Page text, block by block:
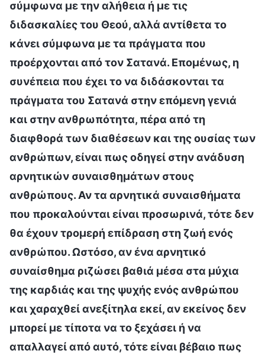
σύμφωνα με την αλήθεια ή με τις
διδασκαλίες του Θεού, αλλά αντίθετα το
κάνει σύμφωνα με τα πράγματα που
προέρχονται από τον Σατανά. Επομένως, η
συνέπεια που έχει το να διδάσκονται τα
πράγματα του Σατανά στην επόμενη γενιά
και στην ανθρωπότητα, πέρα από τη
διαφθορά των διαθέσεων και της ουσίας των
ανθρώπων, είναι πως οδηγεί στην ανάδυση
αρνητικών συναισθημάτων στους
ανθρώπους. Αν τα αρνητικά συναισθήματα
που προκαλούνται είναι προσωρινά, τότε δεν
θα έχουν τρομερή επίδραση στη ζωή ενός
ανθρώπου. Ωστόσο, αν ένα αρνητικό
συναίσθημα ριζώσει βαθιά μέσα στα μύχια
της καρδιάς και της ψυχής ενός ανθρώπου
και χαραχθεί ανεξίτηλα εκεί, αν εκείνος δεν
μπορεί με τίποτα να το ξεχάσει ή να
απαλλαγεί από αυτό, τότε είναι βέβαιο πως